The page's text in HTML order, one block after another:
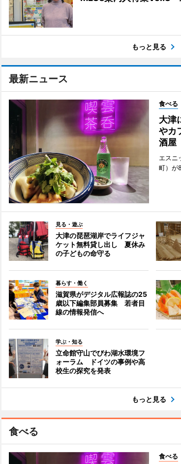
もっと見る
最新ニュース
食べる
大津
やカ
酒屋
エスニ
町）が
見る・遊ぶ
大津の琵琶湖岸でライフジャ
ケット無料貸し出し 夏休み
の子どもの命守る
暮らす・働く
滋賀県がデジタル広報誌の25
歳以下編集部員募集 若者目
線の情報発信へ
学ぶ・知る
立命館守山でびわ湖水環境フ
ォーラム ドイツの事例や高
校生の探究を発表
もっと見る
食べる
食べる